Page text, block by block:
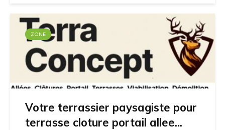
ZONE
Votre terrassier paysagiste pour
terrasse cloture portail allee...